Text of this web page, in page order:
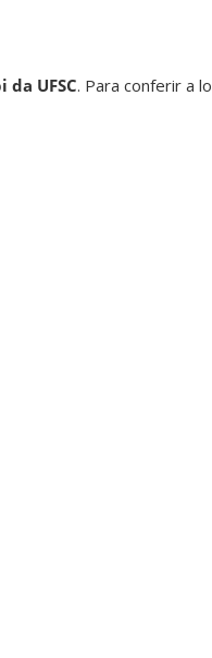
UFSC. Para conferir a